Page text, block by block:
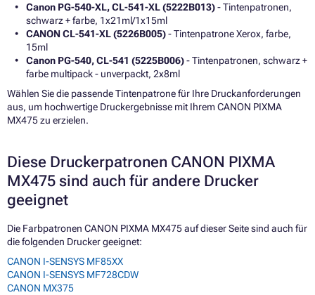
Canon PG-540-XL, CL-541-XL (5222B013)- Tintenpatronen,
schwarz + farbe, 1x21ml/1x15ml
CANON CL-541-XL (5226B005)- Tintenpatrone Xerox, farbe,
15ml
Canon PG-540, CL-541 (5225B006)- Tintenpatronen, schwarz +
farbe multipack - unverpackt, 2x8ml
Wählen Sie die passende Tintenpatrone für Ihre Druckanforderungen
aus, um hochwertige Druckergebnisse mit Ihrem CANON PIXMA
MX475 zu erzielen.
Diese Druckerpatronen CANON PIXMA
MX475 sind auch für andere Drucker
geeignet
Die Farbpatronen CANON PIXMA MX475 auf dieser Seite sind auch für
die folgenden Drucker geeignet:
CANON I-SENSYS MF85XX
CANON I-SENSYS MF728CDW
CANON MX375